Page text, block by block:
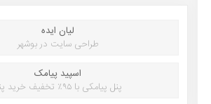
لیان ایده
طراحی سایت در بوشهر
اسپید پیامک
پنل پیامکی با ۹۵٪ تخفیف خرید پنل